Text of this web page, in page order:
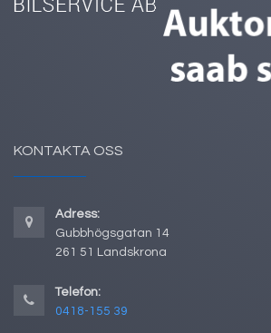
KONTAKTA OSS
Adress:
Gubbhögsgatan 14
261 51 Landskrona
Telefon:
0418-155 39